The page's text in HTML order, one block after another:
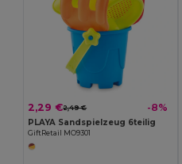
2,29 €2,49 € -8%
PLAYA Sandspielzeug 6teilig
GiftRetail MO9301